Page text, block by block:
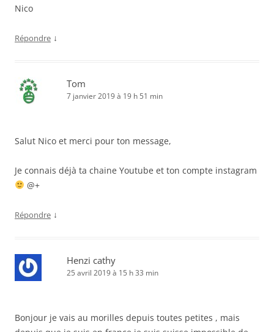
Nico
Répondre ↓
Tom
7 janvier 2019 à 19 h 51 min
Salut Nico et merci pour ton message,
Je connais déjà ta chaine Youtube et ton compte instagram
@+
Répondre ↓
Henzi cathy
25 avril 2019 à 15 h 33 min
Bonjour je vais au morilles depuis toutes petites , mais